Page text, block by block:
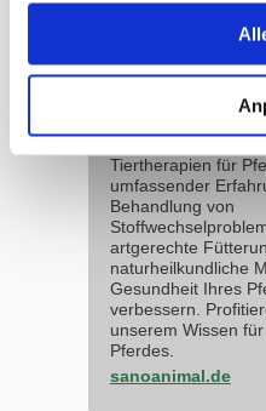
Wir sind ein
erfahrenes Team
von Therapeuten,
Tiertherapien für
umfassender
Behandlung von
artgerechte
naturheilkundliche
Gesundheit Ihres
verbessern.
unserem Wissen
Pferdes.
sanoanimal.de